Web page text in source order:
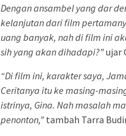
Dengan ansambel yang dar
kelanjutan dari film
uang banyak, nah di film ini
sih yang akan dihadapi?”ujar
“Di film ini, karakter saya,
Ceritanya itu ke masing-
istrinya, Gina. Nah masalah
penonton,” tambah Tarra